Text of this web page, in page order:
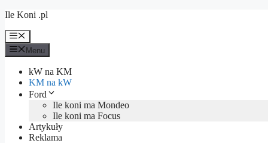
Przejdź
treści
Ile Koni .pl
Menu
Menu
kW na KM
KM na kW
Ford
Ile koni ma Mondeo
Ile koni ma Focus
Artykuły
Reklama